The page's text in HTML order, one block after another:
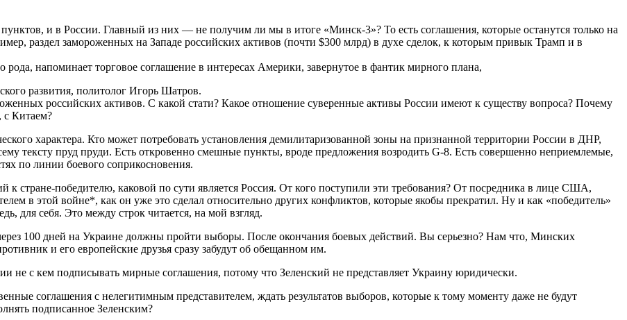
и в России. Главный из них — не получим ли мы в итоге «Минск-3»? То есть соглашения, которые останутся только на
раздел замороженных на Западе российских активов (почти $300 млрд) в духе сделок, к которым привык Трамп и в
напоминает торговое соглашение в интересах Америки, завернутое в фантик мирного плана,
развития, политолог Игорь Шатров.
российских активов. С какой стати? Какое отношение суверенные активы России имеют к существу вопроса? Почему
с Китаем?
характера. Кто может потребовать установления демилитаризованной зоны на признанной территории России в ДНР,
тексту пруд пруди. Есть откровенно смешные пункты, вроде предложения возродить G-8. Есть совершенно неприемлемые,
по линии боевого соприкосновения.
к стране-победителю, каковой по сути является Россия. От кого поступили эти требования? От посредника в лице США,
в этой войне*, как он уже это сделал относительно других конфликтов, которые якобы прекратил. Ну и как «победитель»
для себя. Это между строк читается, на мой взгляд.
100 дней на Украине должны пройти выборы. После окончания боевых действий. Вы серьезно? Нам что, Минских
и его европейские друзья сразу забудут об обещанном им.
не с кем подписывать мирные соглашения, потому что Зеленский не представляет Украину юридически.
соглашения с нелегитимным представителем, ждать результатов выборов, которые к тому моменту даже не будут
подписанное Зеленским?